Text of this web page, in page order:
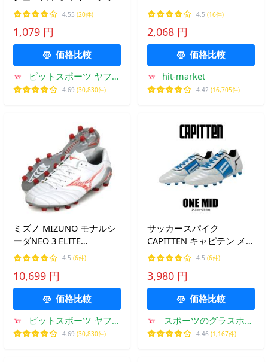
トボール サッカー シュー
ズアクセサリー メンテナ
ンス 24AW(P1GZ040509)
4.55 (20件)
1,079 円
価格比較
ピットスポーツ ヤフー
店
4.69 (30,830件)
シューズクリップ クリッ
チスポーツ [101006]
4.5 (16件)
2,068 円
価格比較
hit-market
4.42 (16,705件)
ミズノ MIZUNO モナルシ
ーダNEO 3 ELITE
(MONARCIDA) サッカース
パイク 24SS (P1GA242060)
4.5 (6件)
10,699 円
価格比較
ピットスポーツ ヤフー
店
4.69 (30,830件)
サッカースパイク
CAPITTEN キャピテン メン
ズ CAP-M10103 Capitten
ONEMID サッカー シュー
ズ スパイク フットサル フ
ットボール 牛革 レザー 芝
4.5 (6件)
3,980 円
価格比較
スポーツのグラスホッ
パー
4.46 (1,167件)